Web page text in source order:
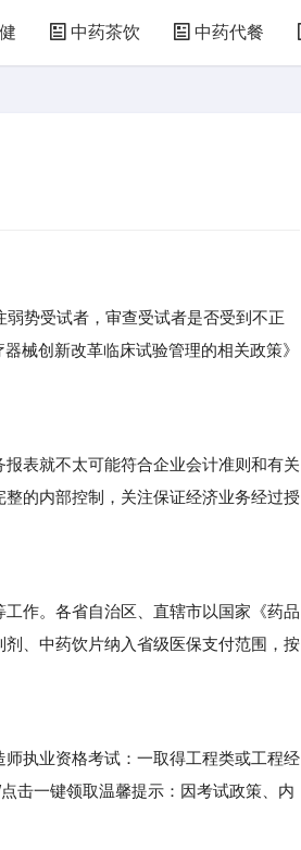
中药茶饮 中药代餐
势受试者，审查受试者是否受到不正
械创新改革临床试验管理的相关政策》
表就不太可能符合企业会计准则和有关
的内部控制，关注保证经济业务经过授
作。各省自治区、直辖市以国家《药品
、中药饮片纳入省级医保支付范围，按
执业资格考试：一取得工程类或工程经
击一键领取温馨提示：因考试政策、内